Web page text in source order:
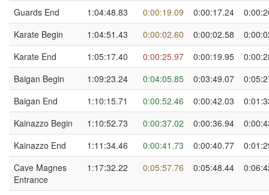
Guards End
1:04:48.83 0:00:19.09 0:00:17.24
Karate Begin
1:04:51.43 0:00:02.60 0:00:02.58
Karate End
1:05:17.40 0:00:25.97 0:00:19.95
Baigan Begin
1:09:23.24 0:04:05.85 0:03:49.07
Baigan End
1:10:15.71 0:00:52.46 0:00:42.03
Kainazzo Begin
1:10:52.73 0:00:37.02 0:00:36.94
Kainazzo End
1:11:34.46 0:00:41.73 0:00:40.77
Cave Magnes
Entrance
1:17:32.22 0:05:57.76 0:05:48.44